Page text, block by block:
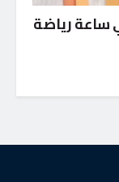
ساعة رياضة